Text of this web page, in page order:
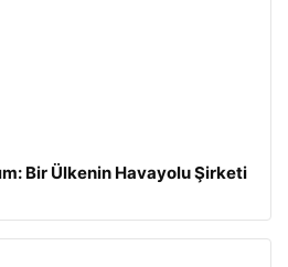
Bir Ülkenin Havayolu Şirketi